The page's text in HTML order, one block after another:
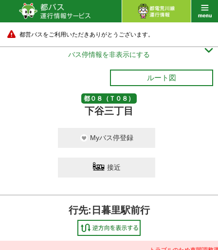
都営バスをご利用いただきありがとうございます。
バス停情報を非表示にする 
ルート図
都０８（Ｔ０８）
下谷三丁目
Myバス停登録
接近
行先:日暮里駅前行